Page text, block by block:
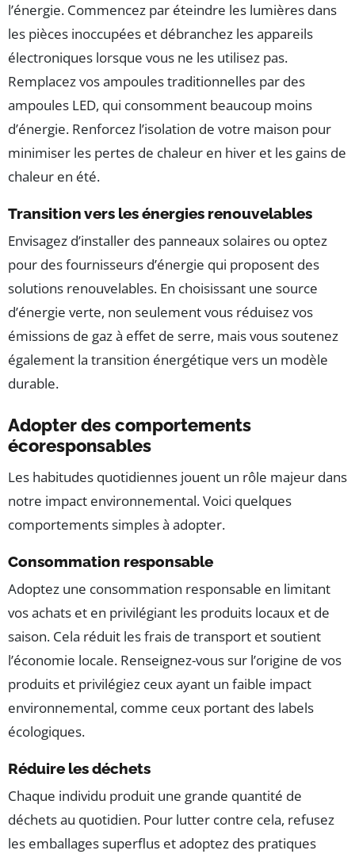
l’énergie. Commencez par éteindre les lumières dans
les pièces inoccupées et débranchez les appareils
électroniques lorsque vous ne les utilisez pas.
Remplacez vos ampoules traditionnelles par des
ampoules LED, qui consomment beaucoup moins
d’énergie. Renforcez l’isolation de votre maison pour
minimiser les pertes de chaleur en hiver et les gains de
chaleur en été.
Transition vers les énergies renouvelables
Envisagez d’installer des panneaux solaires ou optez
pour des fournisseurs d’énergie qui proposent des
solutions renouvelables. En choisissant une source
d’énergie verte, non seulement vous réduisez vos
émissions de gaz à effet de serre, mais vous soutenez
également la transition énergétique vers un modèle
durable.
Adopter des comportements
écoresponsables
Les habitudes quotidiennes jouent un rôle majeur dans
notre impact environnemental. Voici quelques
comportements simples à adopter.
Consommation responsable
Adoptez une consommation responsable en limitant
vos achats et en privilégiant les produits locaux et de
saison. Cela réduit les frais de transport et soutient
l’économie locale. Renseignez-vous sur l’origine de vos
produits et privilégiez ceux ayant un faible impact
environnemental, comme ceux portant des labels
écologiques.
Réduire les déchets
Chaque individu produit une grande quantité de
déchets au quotidien. Pour lutter contre cela, refusez
les emballages superflus et adoptez des pratiques